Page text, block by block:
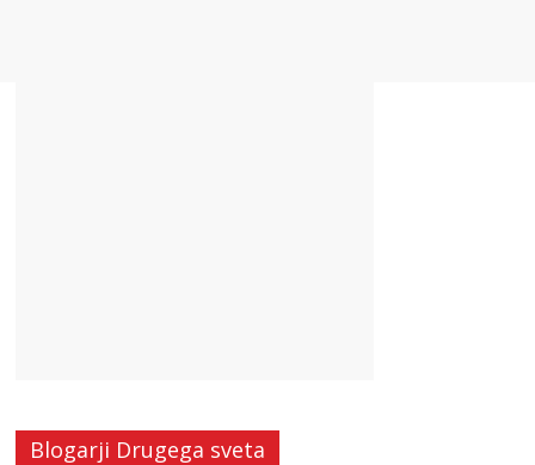
Blogarji Drugega sveta